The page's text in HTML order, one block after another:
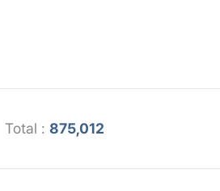
Total : 875,012